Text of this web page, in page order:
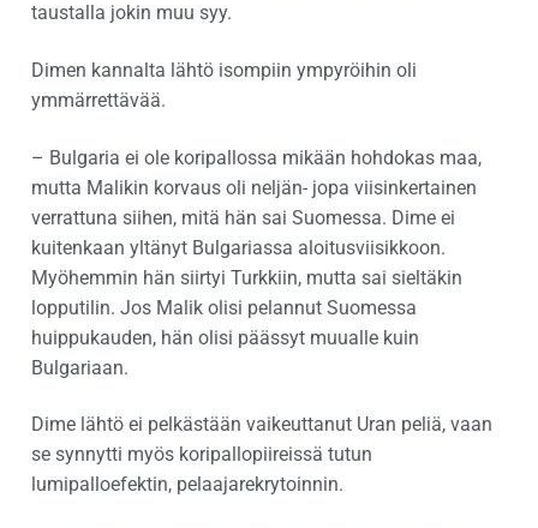
taustalla jokin muu syy.
Dimen kannalta lähtö isompiin ympyröihin oli
ymmärrettävää.
– Bulgaria ei ole koripallossa mikään hohdokas maa,
mutta Malikin korvaus oli neljän- jopa viisinkertainen
verrattuna siihen, mitä hän sai Suomessa. Dime ei
kuitenkaan yltänyt Bulgariassa aloitusviisikkoon.
Myöhemmin hän siirtyi Turkkiin, mutta sai sieltäkin
lopputilin. Jos Malik olisi pelannut Suomessa
huippukauden, hän olisi päässyt muualle kuin
Bulgariaan.
Dime lähtö ei pelkästään vaikeuttanut Uran peliä, vaan
se synnytti myös koripallopiireissä tutun
lumipalloefektin, pelaajarekrytoinnin.